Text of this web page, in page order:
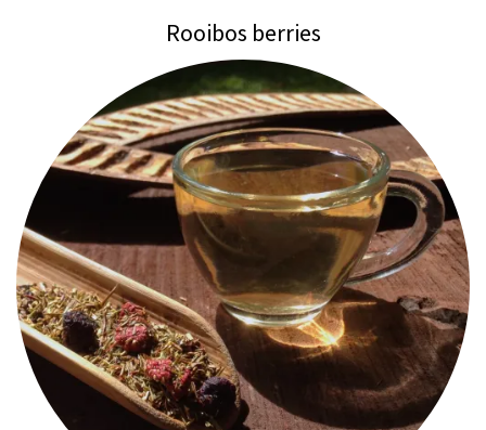
Rooibos berries